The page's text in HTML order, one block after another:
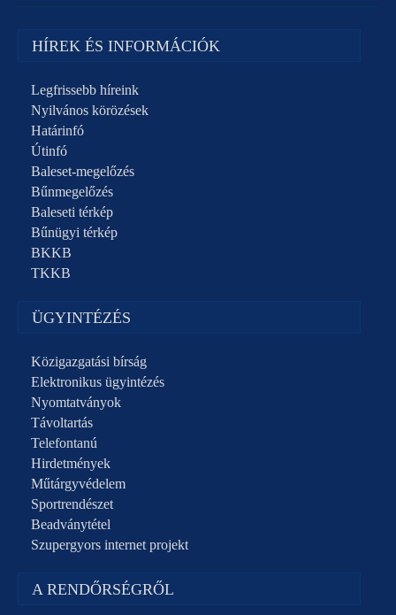
HÍREK ÉS INFORMÁCIÓK
Legfrissebb híreink
Nyilvános körözések
Határinfó
Útinfó
Baleset-megelőzés
Bűnmegelőzés
Baleseti térkép
Bűnügyi térkép
BKKB
TKKB
ÜGYINTÉZÉS
Közigazgatási bírság
Elektronikus ügyintézés
Nyomtatványok
Távoltartás
Telefontanú
Hirdetmények
Műtárgyvédelem
Sportrendészet
Beadványtétel
Szupergyors internet projekt
A RENDŐRSÉGRŐL